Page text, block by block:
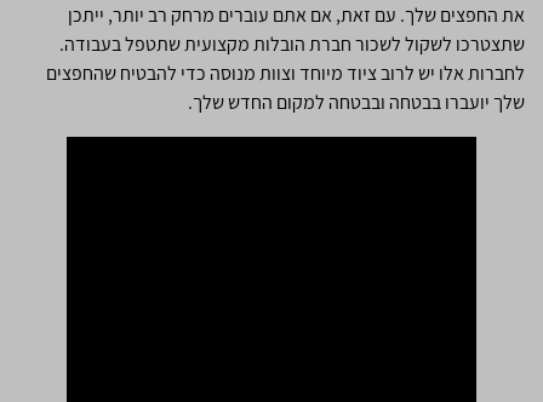
את החפצים שלך. עם זאת, אם אתם עוברים מרחק רב יותר, ייתכן
שתצטרכו לשקול לשכור חברת הובלות מקצועית שתטפל בעבודה.
לחברות אלו יש לרוב ציוד מיוחד וצוות מנוסה כדי להבטיח שהחפצים
שלך יועברו בבטחה ובבטחה למקום החדש שלך.